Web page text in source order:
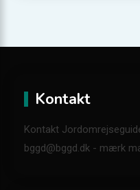
Kontakt
Kontakt
bggd@bggd.dk - mærk